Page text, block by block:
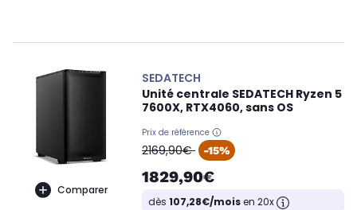
Comparer
SEDATECH
Unité centrale SEDATECH Ryzen 5
7600X, RTX4060, sans OS
Prix de référence
oldPrice
2169,90€ -15%
1829,90€
dès 107,28€/moisen 20x